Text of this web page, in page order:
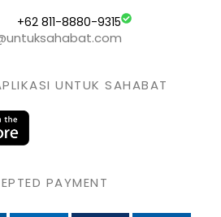
+62 811-8880-9315
UNTUK SAHABAT
PAYMENT